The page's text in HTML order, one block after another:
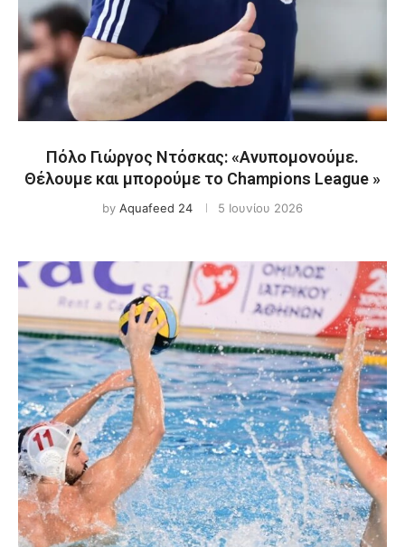
Πόλο Γιώργος Ντόσκας: «Ανυπομονούμε.
Θέλουμε και μπορούμε το Champions League »
by Aquafeed 24 5 Ιουνίου 2026